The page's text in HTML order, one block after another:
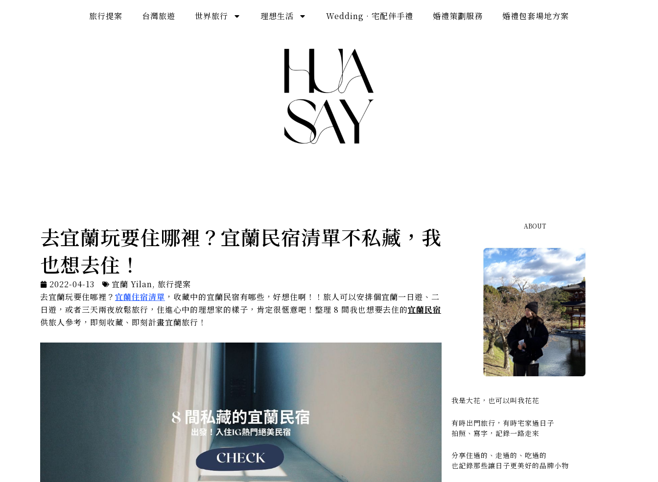
旅行提案 台灣旅遊 世界旅行 理想生活 Wedding · 宅配伴手禮 婚禮策劃服務 婚禮包套場地方案
去宜蘭玩要住哪裡？宜蘭民宿清單不私藏，我
也想去住！
2022-04-13 宜蘭 Yilan, 旅行提案
去宜蘭玩要住哪裡？ 宜蘭住宿清單 ，收藏中的宜蘭民宿有哪些，好想住啊！！旅人可以安排個宜蘭一日遊、二
日遊，或者三天兩夜放鬆旅行，住進心中的理想家的樣子，肯定很愜意吧！整理 8 間我也想要去住的宜蘭民宿
供旅人參考，即刻收藏、即刻計畫宜蘭旅行！
ABOUT
我是大花，也可以叫我花花
有時出門旅行，有時宅家過日子
拍照、寫字，記錄一路走來
分享住過的、走過的、吃過的
也記錄那些讓日子更美好的品牌小物